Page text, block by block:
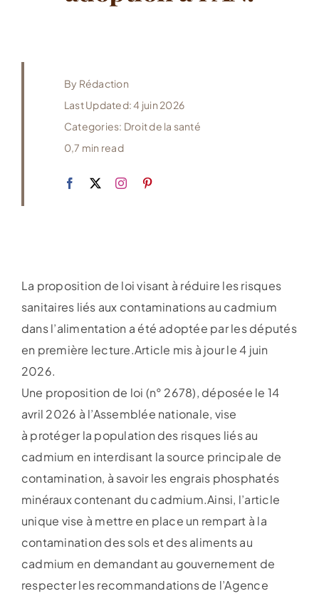
By Rédaction
Last Updated: 4 juin 2026
Categories: Droit de la santé
0,7 min read
La proposition de loi visant à réduire les risques
sanitaires liés aux contaminations au cadmium
dans l’alimentation a été adoptée par les députés
en première lecture.Article mis à jour le 4 juin
2026.
Une proposition de loi (n° 2678), déposée le 14
avril 2026 à l’Assemblée nationale, vise
à protéger la population des risques liés au
cadmium en interdisant la source principale de
contamination, à savoir les engrais phosphatés
minéraux contenant du cadmium.Ainsi, l’article
unique vise à mettre en place un rempart à la
contamination des sols et des aliments au
cadmium en demandant au gouvernement de
respecter les recommandations de l’Agence